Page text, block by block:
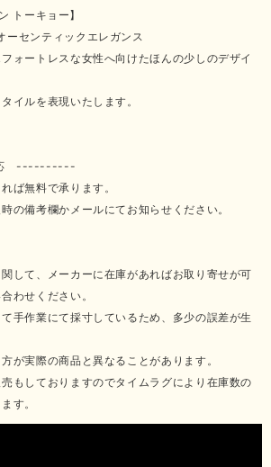
トーキョー】
センティックエレガンス
ォートレスな女性へ向けたほんの少しのデザイ
イルを表現いたします。
----------
ば無料で承ります。
の備考欄かメールにてお知らせください。
して、メーカーに在庫があればお取り寄せが可
わせください。
手作業にて採寸しているため、多少の誤差が生
が実際の商品と異なることがあります。
もしておりますのでタイムラグにより在庫数の
す。